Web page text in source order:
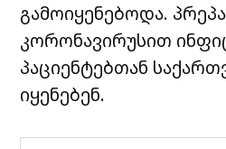
გამოიყენებოდა.
კორონავირუსით
პაციენტებთან
იყენებენ.